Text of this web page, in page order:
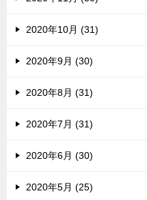
2020年10月 (31)
2020年9月 (30)
2020年8月 (31)
2020年7月 (31)
2020年6月 (30)
2020年5月 (25)